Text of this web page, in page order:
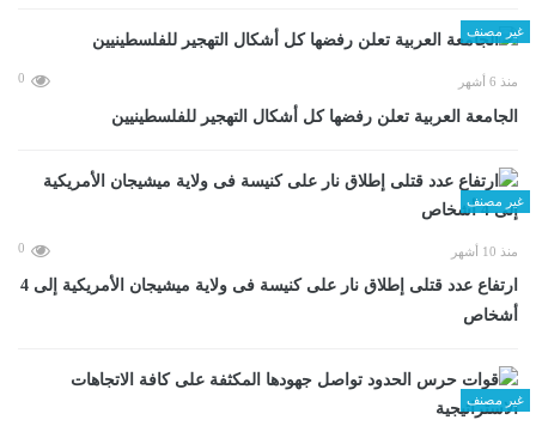
غير مصنف
منذ 6 أشهر 0
الجامعة العربية تعلن رفضها كل أشكال التهجير للفلسطينيين
غير مصنف
منذ 10 أشهر 0
ارتفاع عدد قتلى إطلاق نار على كنيسة فى ولاية ميشيجان الأمريكية إلى 4
أشخاص
غير مصنف